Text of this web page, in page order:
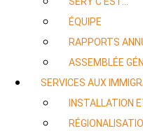
ÉQUIPE
RAPPORTS
ASSEMBLÉE
SERVICES AUX
INSTALLATION